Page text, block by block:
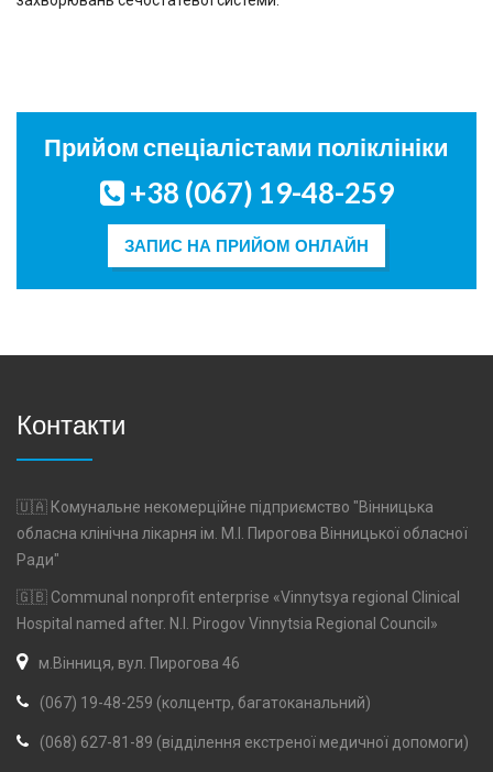
Прийом спеціалістами поліклініки
+38 (067) 19-48-259
ЗАПИС НА ПРИЙОМ ОНЛАЙН
Контакти
🇺🇦 Комунальне некомерційне підприємство "Вінницька
обласна клінічна лікарня ім. М.І. Пирогова Вінницької обласної
Ради"
🇬🇧 Communal nonprofit enterprise «Vinnytsya regional Clinical
Hospital named after. N.I. Pirogov Vinnytsia Regional Council»
м.Вінниця, вул. Пирогова 46
(067) 19-48-259 (колцентр, багатоканальний)
(068) 627-81-89 (відділення екстреної медичної допомоги)